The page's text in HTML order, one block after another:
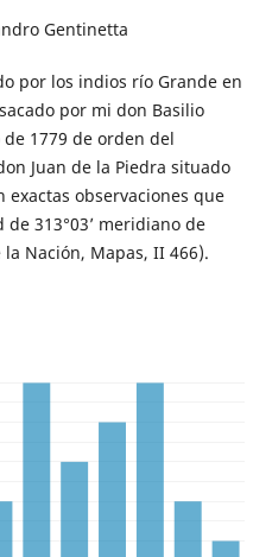
Gentinetta
por los indios río Grande en
por mi don Basilio
1779 de orden del
Juan de la Piedra situado
exactas observaciones que
313°03’ meridiano de
Nación, Mapas, II 466).